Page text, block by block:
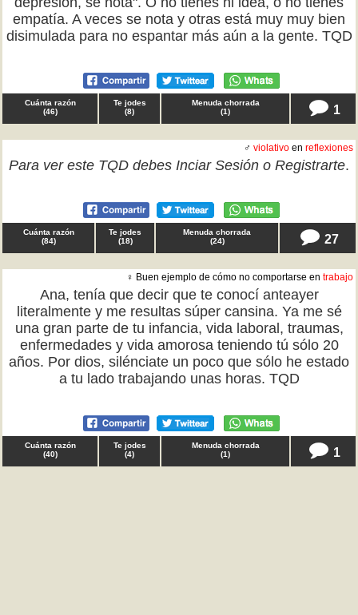
empatía. A veces se nota y otras está muy muy bien
disimulada para no espantar más aún a la gente. TQD
Cuánta razón
(46)
Te jodes
(8)
Menuda chorrada
(1) 1
♂ violativo en reflexiones
Para ver este TQD debes Inciar Sesión o Registrarte.
Cuánta razón
(84)
Te jodes
(18)
Menuda chorrada
(24) 27
♀ Buen ejemplo de cómo no comportarse en trabajo
Ana, tenía que decir que te conocí anteayer
literalmente y me resultas súper cansina. Ya me sé
una gran parte de tu infancia, vida laboral, traumas,
enfermedades y vida amorosa teniendo tú sólo 20
años. Por dios, silénciate un poco que sólo he estado
a tu lado trabajando unas horas. TQD
Cuánta razón
(40)
Te jodes
(4)
Menuda chorrada
(1) 1